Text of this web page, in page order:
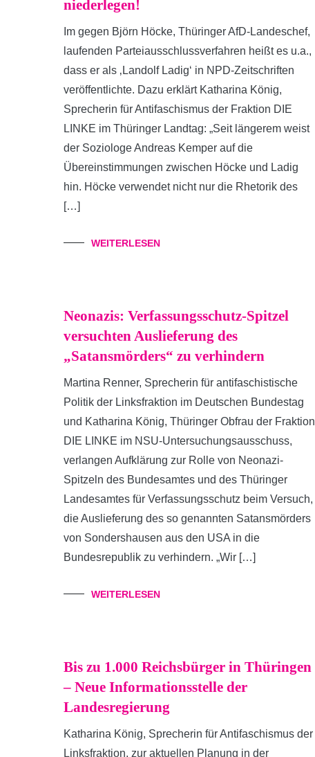
niederlegen!
Im gegen Björn Höcke, Thüringer AfD-Landeschef,
laufenden Parteiausschlussverfahren heißt es u.a.,
dass er als ‚Landolf Ladig‘ in NPD-Zeitschriften
veröffentlichte. Dazu erklärt Katharina König,
Sprecherin für Antifaschismus der Fraktion DIE
LINKE im Thüringer Landtag: „Seit längerem weist
der Soziologe Andreas Kemper auf die
Übereinstimmungen zwischen Höcke und Ladig
hin. Höcke verwendet nicht nur die Rhetorik des
[…]
WEITERLESEN
Neonazis: Verfassungsschutz-Spitzel
versuchten Auslieferung des
„Satansmörders“ zu verhindern
Martina Renner, Sprecherin für antifaschistische
Politik der Linksfraktion im Deutschen Bundestag
und Katharina König, Thüringer Obfrau der Fraktion
DIE LINKE im NSU-Untersuchungsausschuss,
verlangen Aufklärung zur Rolle von Neonazi-
Spitzeln des Bundesamtes und des Thüringer
Landesamtes für Verfassungsschutz beim Versuch,
die Auslieferung des so genannten Satansmörders
von Sondershausen aus den USA in die
Bundesrepublik zu verhindern. „Wir […]
WEITERLESEN
Bis zu 1.000 Reichsbürger in Thüringen
– Neue Informationsstelle der
Landesregierung
Katharina König, Sprecherin für Antifaschismus der
Linksfraktion, zur aktuellen Planung in der